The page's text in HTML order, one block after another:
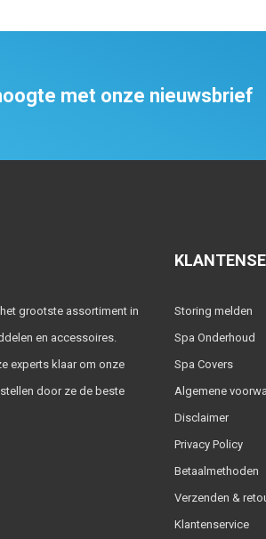
met onze nieuwsbrief
grootste assortiment in
en accessoires.
experts klaar om onze
door ze de beste
Storing melden
Spa Onderhoud
Spa Covers
Algemene
Disclaimer
Privacy Policy
Betaalmethoden
Verzenden &
Klantenservice